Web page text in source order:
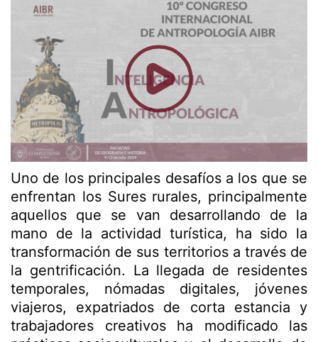
Uno de los principales desafíos a los que se
enfrentan los Sures rurales, principalmente
aquellos que se van desarrollando de la
mano de la actividad turística, ha sido la
transformación de sus territorios a través de
la gentrificación. La llegada de residentes
temporales, nómadas digitales, jóvenes
viajeros, expatriados de corta estancia y
trabajadores creativos ha modificado las